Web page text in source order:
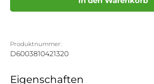
Produktnummer:
D6003810421320
Eigenschaften